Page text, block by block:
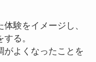
験をイメージし、
る。
よくなったことを